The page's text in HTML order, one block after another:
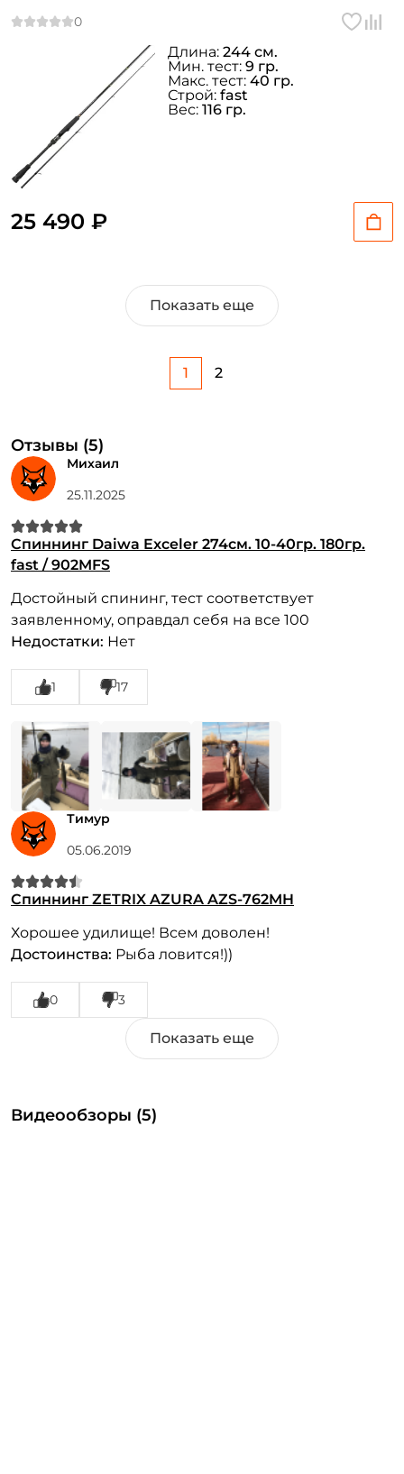
25 490 ₽
Длина: 244 см.
Мин. тест: 9 гр.
Макс. тест: 40 гр.
Строй: fast
Вес: 116 гр.
Показать еще
1 2
Отзывы (5)
Михаил
25.11.2025
Спиннинг Daiwa Exceler 274см. 10-40гр. 180гр.
fast / 902MFS
Достойный спининг, тест соответствует
заявленному, оправдал себя на все 100
Недостатки: Нет
1 17
Тимур
05.06.2019
Спиннинг ZETRIX AZURA AZS-762MH
Хорошее удилище! Всем доволен!
Достоинства: Рыба ловится!))
0 3
Видеообзоры (5)